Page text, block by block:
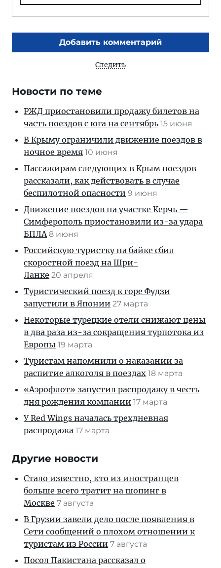
Добавить комментарий
Следить
Новости по теме
РЖД приостановили продажу билетов на
часть поездов с юга на сентябрь 15 июня
В Крыму ограничили движение поездов в
ночное время 10 июня
Пассажирам следующих в Крым поездов
рассказали, как действовать в случае
беспилотной опасности 9 июня
Движение поездов на участке Керчь —
Симферополь приостановили из-за удара
БПЛА 8 июня
Российскую туристку на байке сбил
скоростной поезд на Шри-
Ланке 20 апреля
Туристический поезд к горе Фудзи
запустили в Японии 27 марта
Некоторые турецкие отели снижают цены
в два раза из-за сокращения турпотока из
Европы 19 марта
Туристам напомнили о наказании за
распитие алкоголя в поездах 18 марта
«Аэрофлот» запустил распродажу в честь
дня рождения компании 17 марта
У Red Wings началась трехдневная
распродажа 17 марта
Другие новости
Стало известно, кто из иностранцев
больше всего тратит на шопинг в
Москве 7 августа
В Грузии завели дело после появления в
Сети сообщений о плохом отношении к
туристам из России 7 августа
Посол Пакистана рассказал о